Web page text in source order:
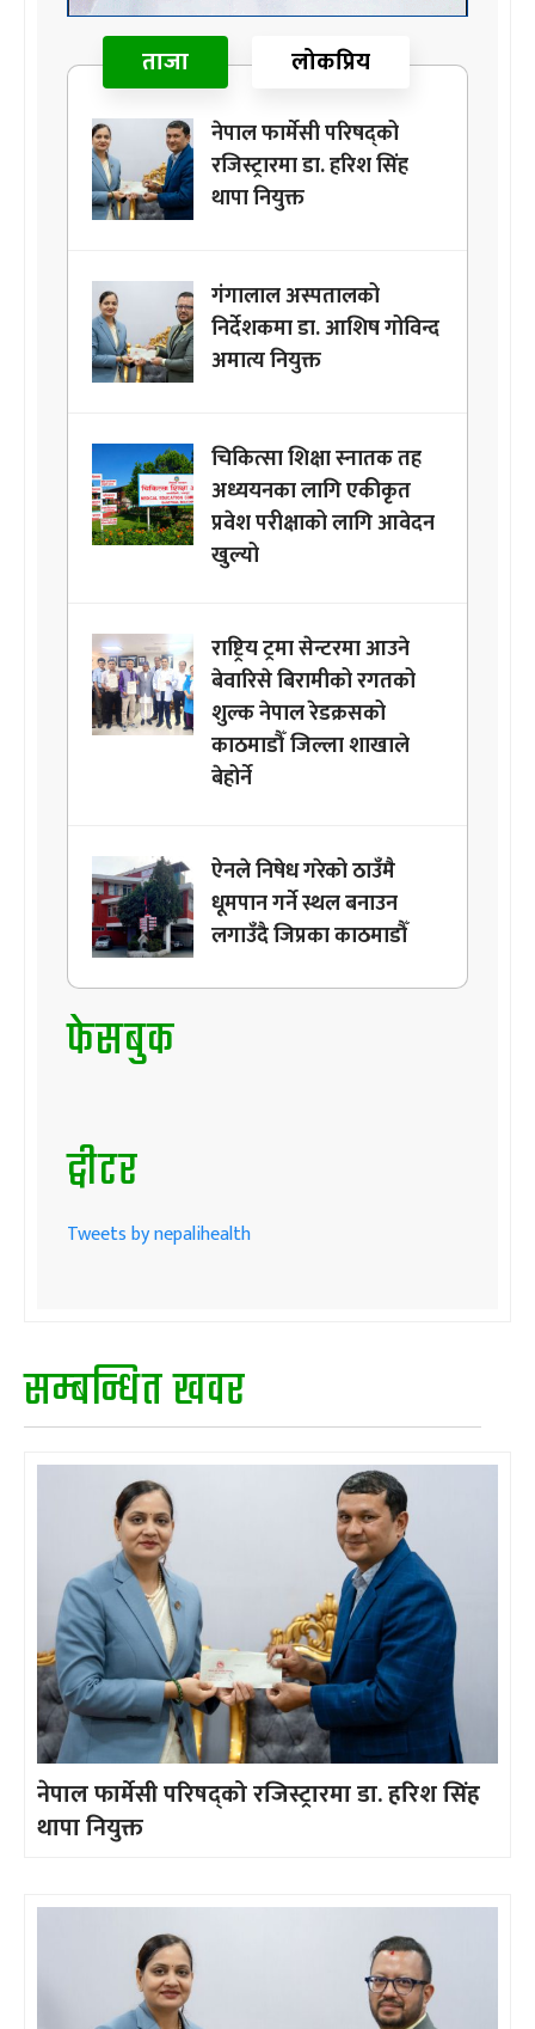
ताजा लोकप्रिय
नेपाल फार्मेसी परिषद्को
रजिस्ट्रारमा डा. हरिश सिंह
थापा नियुक्त
गंगालाल अस्पतालको
निर्देशकमा डा. आशिष गोविन्द
अमात्य नियुक्त
चिकित्सा शिक्षा स्नातक तह
अध्ययनका लागि एकीकृत
प्रवेश परीक्षाको लागि आवेदन
खुल्यो
राष्ट्रिय ट्रमा सेन्टरमा आउने
बेवारिसे बिरामीको रगतको
शुल्क नेपाल रेडक्रसको
काठमाडौँ जिल्ला शाखाले
बेहोर्ने
ऐनले निषेध गरेको ठाउँमै
धूमपान गर्ने स्थल बनाउन
लगाउँदै जिप्रका काठमाडौँ
फेसबुक
ट्वीटर
Tweets by nepalihealth
सम्बन्धित खवर
नेपाल फार्मेसी परिषद्को रजिस्ट्रारमा डा. हरिश सिंह
थापा नियुक्त